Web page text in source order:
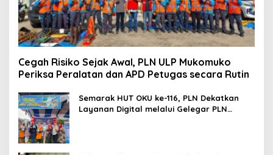
Cegah Risiko Sejak Awal, PLN ULP Mukomuko
Periksa Peralatan dan APD Petugas secara Rutin
Semarak HUT OKU ke-116, PLN Dekatkan
Layanan Digital melalui Gelegar PLN